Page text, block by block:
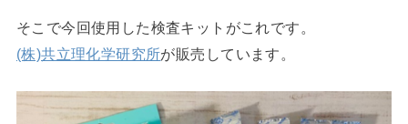
そこで今回使用した検査キットがこれです。
(株)共立理化学研究所が販売しています。